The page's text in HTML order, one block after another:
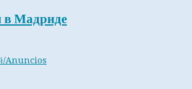
в Мадриде
Anuncios